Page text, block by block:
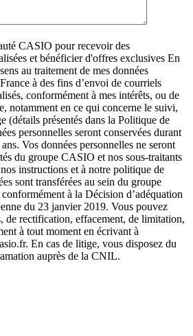
CASIO pour recevoir des
et bénéficier d'offres exclusives En
au traitement de mes données
à des fins d’envoi de courriels
conformément à mes intérêts, ou de
notamment en ce qui concerne le suivi,
(détails présentés dans la Politique de
personnelles seront conservées durant
Vos données personnelles ne seront
du groupe CASIO et nos sous-traitants
instructions et à notre politique de
sont transférées au sein du groupe
à la Décision d’adéquation
du 23 janvier 2019. Vous pouvez
de rectification, effacement, de limitation,
à tout moment en écrivant à
En cas de litige, vous disposez du
auprès de la CNIL.